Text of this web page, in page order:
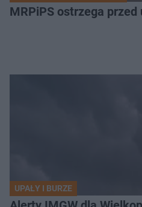
MRPiPS ostrzega
UPAŁY I BURZE